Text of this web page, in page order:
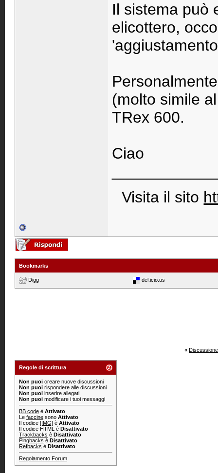
Il sistema può
elicottero,
(molto simile
TRex 600.
Ciao
Visita il sito
Bookmarks
Digg del.icio.us
«
Regole di scrittura
Non puoi creare nuove discussioni
Non puoi rispondere alle discussioni
Non puoi inserire allegati
Non puoi modificare i tuoi messaggi
BB code è Attivato
Le faccine sono Attivato
Il codice [IMG] è Attivato
Il codice HTML è Disattivato
Trackbacks è Disattivato
Pingbacks è Disattivato
Refbacks è Disattivato
Regolamento Forum